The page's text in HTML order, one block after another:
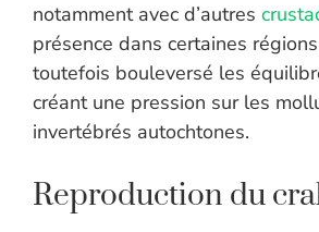
notamment avec d’autres
présence dans certaines
toutefois bouleversé les
créant une pression sur les
invertébrés autochtones.
Reproduction du